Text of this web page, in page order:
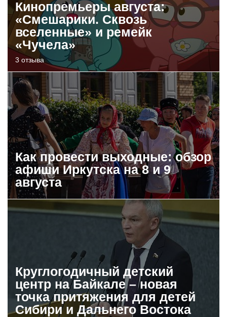
Кинопремьеры августа:
«Смешарики. Сквозь
вселенные» и ремейк
«Чучела»
3 отзыва
Как провести выходные: обзор
афиши Иркутска на 8 и 9
августа
Круглогодичный детский
центр на Байкале – новая
точка притяжения для детей
Сибири и Дальнего Востока